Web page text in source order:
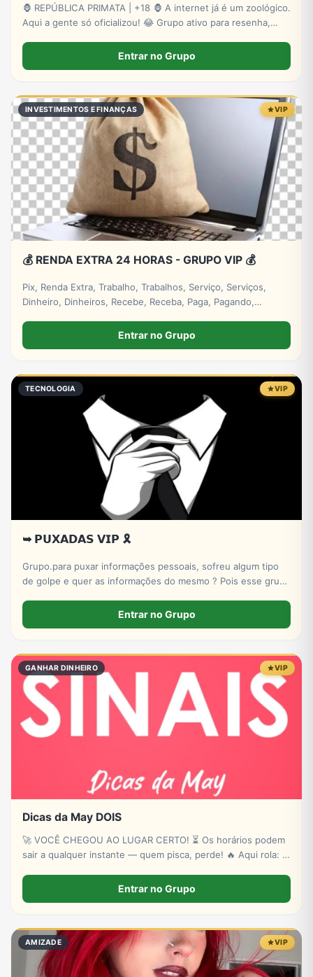
🦍 REPÚBLICA PRIMATA | +18 🦍 A internet já é um zoológico.
Aqui a gente só oficializou! 😂 Grupo ativo para resenha,
presente e muita interação. Entre para o bando! 🍌🔥 🔞
Exclusivo para maiores.
Entrar no Grupo
INVESTIMENTOS E FINANÇAS VIP
💰 RENDA EXTRA 24 HORAS - GRUPO VIP 💰
Pix, Renda Extra, Trabalho, Trabalhos, Serviço, Serviços,
Dinheiro, Dinheiros, Recebe, Receba, Paga, Pagando,
#grupos #grupo #whatsappEntrar no Grupo
TECNOLOGIA VIP
➥ 𝗣𝗨𝗫𝗔𝗗𝗔𝗦 𝗩𝗜𝗣 🎗️
Grupo.para puxar informações pessoais, sofreu algum tipo
de golpe e quer as informações do mesmo ? Pois esse grupo
Entrar no Grupo
GANHAR DINHEIRO VIP
Dicas da May DOIS
🚀 VOCÊ CHEGOU AO LUGAR CERTO! ⏳ Os horários podem
sair a qualquer instante — quem pisca, perde! 🔥 Aqui rola: ✔
& bancas ✔ Conteúdo exclusivo
Entrar no Grupo
AMIZADE VIP